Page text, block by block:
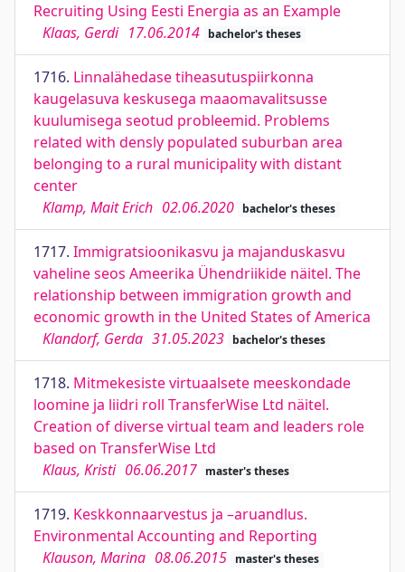
Recruiting Using Eesti Energia as an Example
Klaas, Gerdi 17.06.2014 bachelor's theses
1716. Linnalähedase tiheasutuspiirkonna
kaugelasuva keskusega maaomavalitsusse
kuulumisega seotud probleemid. Problems
related with densly populated suburban area
belonging to a rural municipality with distant
center
Klamp, Mait Erich 02.06.2020 bachelor's theses
1717. Immigratsioonikasvu ja majanduskasvu
vaheline seos Ameerika Ühendriikide näitel. The
relationship between immigration growth and
economic growth in the United States of America
Klandorf, Gerda 31.05.2023 bachelor's theses
1718. Mitmekesiste virtuaalsete meeskondade
loomine ja liidri roll TransferWise Ltd näitel.
Creation of diverse virtual team and leaders role
based on TransferWise Ltd
Klaus, Kristi 06.06.2017 master's theses
1719. Keskkonnaarvestus ja –aruandlus.
Environmental Accounting and Reporting
Klauson, Marina 08.06.2015 master's theses